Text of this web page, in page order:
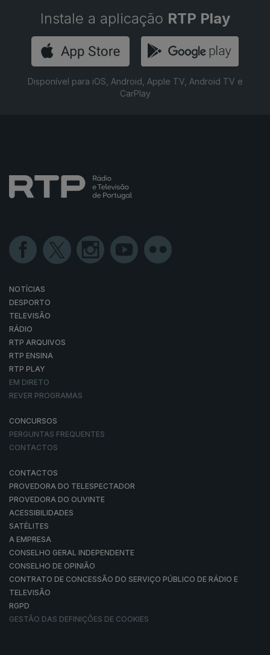
Instale a aplicação RTP Play
Disponível para iOS, Android, Apple TV, Android TV e
CarPlay
NOTÍCIAS
DESPORTO
TELEVISÃO
RÁDIO
RTP ARQUIVOS
RTP ENSINA
RTP PLAY
EM DIRETO
REVER PROGRAMAS
CONCURSOS
PERGUNTAS FREQUENTES
CONTACTOS
CONTACTOS
PROVEDORA DO TELESPECTADOR
PROVEDORA DO OUVINTE
ACESSIBILIDADES
SATÉLITES
A EMPRESA
CONSELHO GERAL INDEPENDENTE
CONSELHO DE OPINIÃO
CONTRATO DE CONCESSÃO DO SERVIÇO PÚBLICO DE RÁDIO E
TELEVISÃO
RGPD
GESTÃO DAS DEFINIÇÕES DE COOKIES